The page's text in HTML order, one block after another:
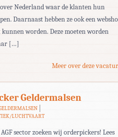
Nederland waar de klanten hun
Daarnaast hebben ze ook een
worden. Deze moeten worden
[…]
Meer over deze
Geldermalsen
LUCHTVAART
sector zoeken wij orderpickers! Lees